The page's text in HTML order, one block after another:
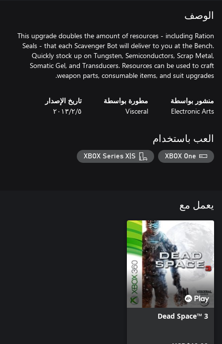
الوصف
This upgrade doubles the amount of resources - including Ration
Seals - that each Scavenger Bot will deliver to you at the Bench.
Quickly stock up on Tungsten, Semiconductors, Scrap Metal,
Somatic Gel, and Transducers. Resources can be used to craft
weapon parts, consumable items, and suit upgrades.
منشور بواسطة
Electronic Arts
مطورة بواسطة
Visceral
تاريخ الإصدار
٥‏/٢‏/٢٠١٣
العب باستخدام
XBOX One
XBOX Series X|S
يعمل مع
Dead Space™ 3